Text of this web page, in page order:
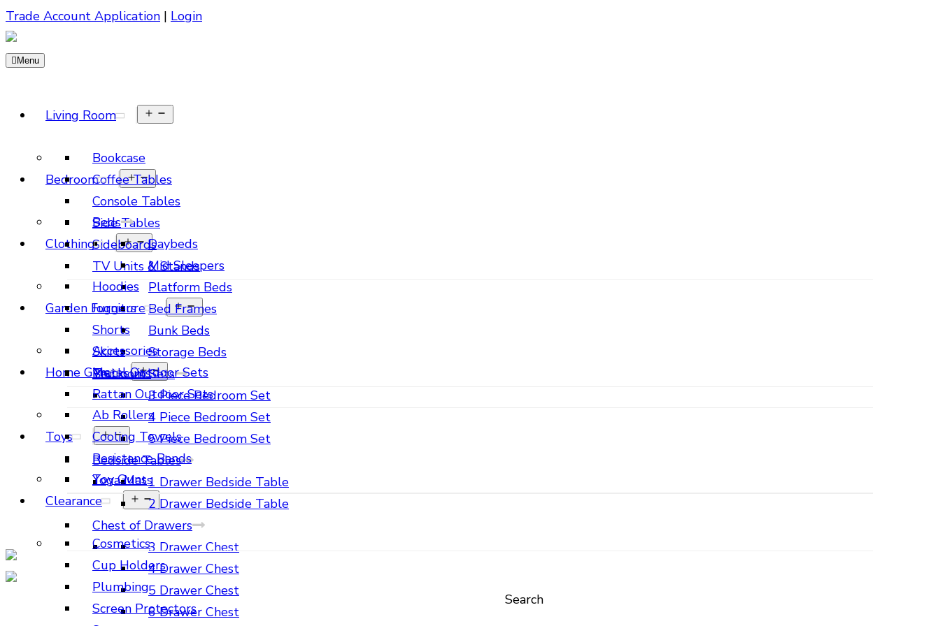
Trade Account Application | Login
Menu
Living Room
Bookcase
Coffee Tables
Console Tables
Side Tables
Sideboards
TV Units & Stands
Bedroom
Beds
Daybeds
Mid Sleepers
Platform Beds
Bed Frames
Bunk Beds
Storage Beds
Bedroom Sets
3 Piece Bedroom Set
4 Piece Bedroom Set
5 Piece Bedroom Set
Bedside Tables
1 Drawer Bedside Table
2 Drawer Bedside Table
Chest of Drawers
3 Drawer Chest
4 Drawer Chest
5 Drawer Chest
6 Drawer Chest
Clothing
Hoodies
Joggers
Shorts
Skirts
Tracksuits
Garden Furniture
Accessories
Metal Outdoor Sets
Rattan Outdoor Sets
Home Gym
Ab Rollers
Cooling Towels
Resistance Bands
Yoga Mats
Toys
Toy Guns
Clearance
Cosmetics
Cup Holders
Plumbing
Screen Protectors
Search